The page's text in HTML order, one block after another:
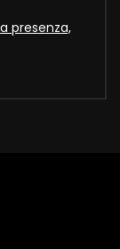
presenza,